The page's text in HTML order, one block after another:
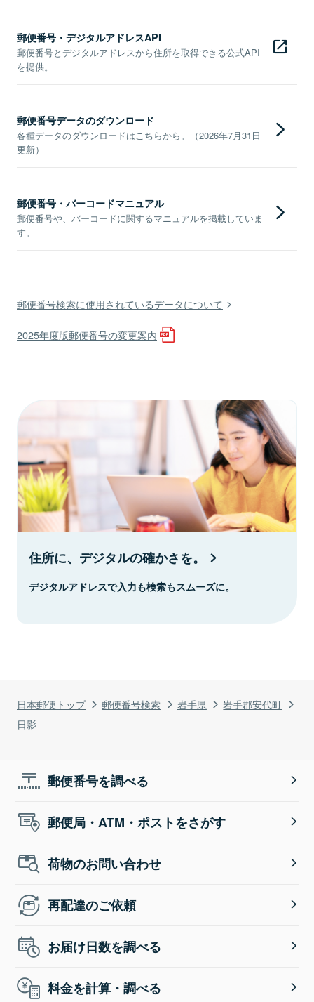
日本郵便トップ 郵便番号検索 岩手県
岩手郡安代町
日影
郵便番号・デジタルアドレスAPI
郵便番号とデジタルアドレスから住所を取得できる公式API
を提供。
郵便番号データのダウンロード
各種データのダウンロードはこちらから。（2026年7月31日
更新）
郵便番号・バーコードマニュアル
郵便番号や、バーコードに関するマニュアルを掲載していま
す。
郵便番号検索に使用されているデータについて
2025年度版郵便番号の変更案内
住所に、デジタルの確かさを。
デジタルアドレスで入力も検索もスムーズに。
郵便番号を調べる
郵便局・ATM・ポストをさがす
荷物のお問い合わせ
再配達のご依頼
お届け日数を調べる
料金を計算・調べる